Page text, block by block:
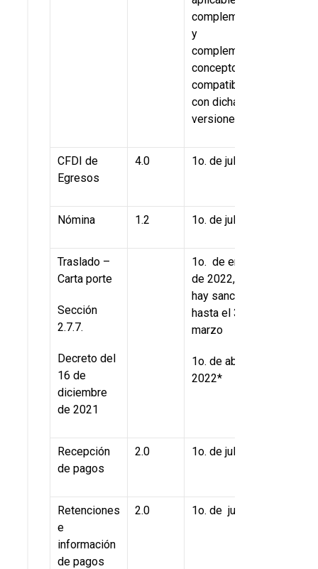
complementos
y
complementos
concepto,
compatibles
con dichas
versiones
CFDI de
Egresos
4.0 1o. de julio
Nómina 1.2 1o. de julio
Traslado –
Carta porte
Sección
2.7.7.
Decreto del
16 de
diciembre
de 2021
1o. de enero
de 2022, no
hay sanciones
hasta el 31 de
marzo
1o. de abril de
2022*
Recepción
de pagos
2.0 1o. de julio
Retenciones
e
información
de pagos
2.0 1o. de julio